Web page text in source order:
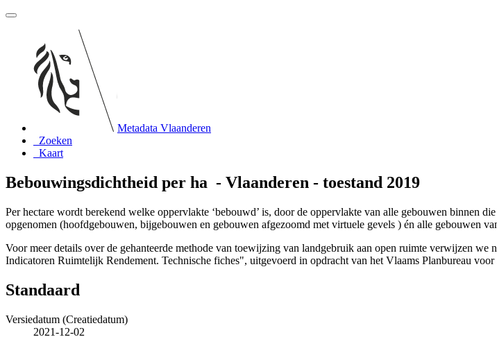
Metadata Vlaanderen
Zoeken
Kaart
Bebouwingsdichtheid per ha - Vlaanderen - toestand 2019
Per hectare wordt berekend welke oppervlakte ‘bebouwd’ is, door de oppervlakte van alle gebouwen binnen
opgenomen (hoofdgebouwen, bijgebouwen en gebouwen afgezoomd met virtuele gevels ) én alle gebouwen
Voor meer details over de gehanteerde methode van toewijzing van landgebruik aan open ruimte verwijzen
Indicatoren Ruimtelijk Rendement. Technische fiches", uitgevoerd in opdracht van het Vlaams Planbureau
Standaard
Versiedatum (Creatiedatum)
2021-12-02